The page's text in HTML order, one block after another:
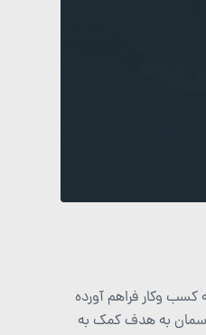
کسب وکار فراهم آورده
به هدف کمک به